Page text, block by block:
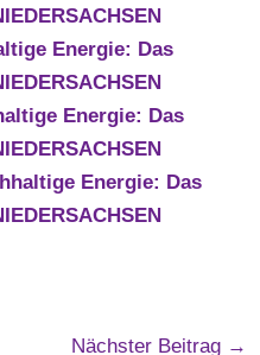
Energie: Das
Energie: Das
Energie: Das
Nächster Beitrag →